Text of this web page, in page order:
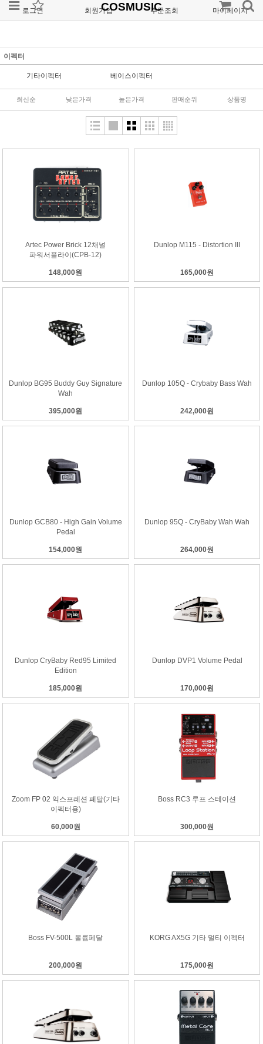
로그인 회원가입 주문조회 마이페이지
COSMUSIC
이펙터
기타이펙터 베이스이펙터
최신순 낮은가격 높은가격 판매순위 상품명
Artec Power Brick 12채널
파워서플라이(CPB-12)
148,000원
Dunlop M115 - Distortion III
165,000원
Dunlop BG95 Buddy Guy Signature
Wah
395,000원
Dunlop 105Q - Crybaby Bass Wah
242,000원
Dunlop GCB80 - High Gain Volume
Pedal
154,000원
Dunlop 95Q - CryBaby Wah Wah
264,000원
Dunlop CryBaby Red95 Limited
Edition
185,000원
Dunlop DVP1 Volume Pedal
170,000원
Zoom FP 02 익스프레션 페달(기타
이펙터용)
60,000원
Boss RC3 루프 스테이션
300,000원
Boss FV-500L 볼륨페달
200,000원
KORG AX5G 기타 멀티 이펙터
175,000원